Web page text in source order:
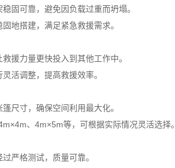
固可靠，避免因负载过重而坍塌。
地搭建，满足紧急救援需求。
援力量更快投入到其他工作中。
活调整，提高救援效率。
尺寸，确保空间利用最大化。
、4m×5m等，可根据实际情况灵活选择。
严格测试，质量可靠。